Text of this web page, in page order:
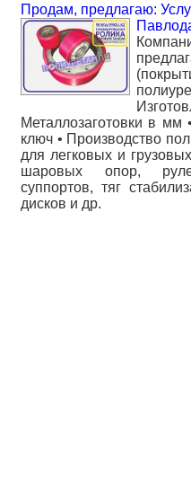
Продам, предлагаю:
Металлозаготовки в мм
ключ • Производство
для легковых и
шаровых опор,
суппортов, тяг
дисков и др.